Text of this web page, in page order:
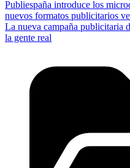
Publiespaña introduce los
nuevos formatos publicitarios
La nueva campaña publicitaria
la gente real